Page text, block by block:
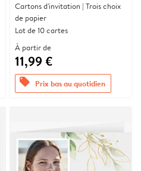
Cartons d'invitation | Trois choix
de papier
Lot de 10 cartes
À partir de
11,99 €
offers Prix bas au quotidien